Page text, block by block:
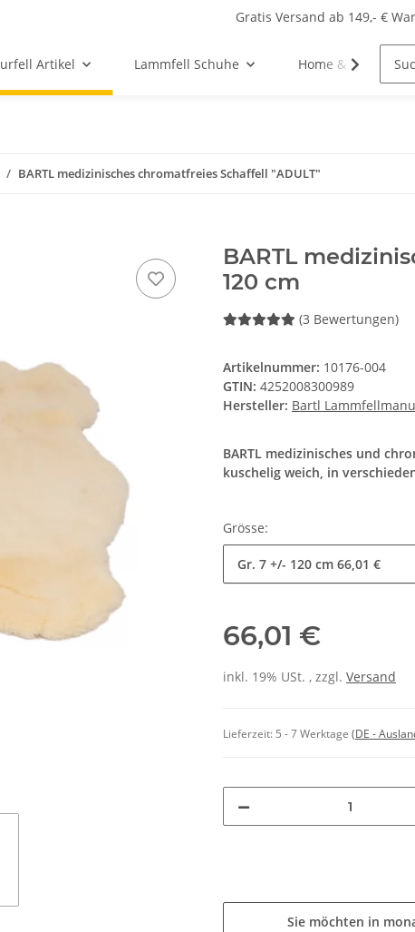
Gratis Versand ab 149,- €
Artikel Lammfell Schuhe Home & Lifestyle
BARTL medizinisches chromatfreies Schaffell "ADULT"
BARTL
120 cm
(3 Bewertungen)
Artikelnummer: 10176-004
GTIN: 4252008300989
Hersteller: Bartl
BARTL medizinisches und
kuschelig weich, in
Grösse:
Gr. 7 +/- 120 cm 66,01 €
66,01 €
inkl. 19% USt. , zzgl. Versand
Lieferzeit: 5 - 7 Werktage (DE -
Sie möchten in